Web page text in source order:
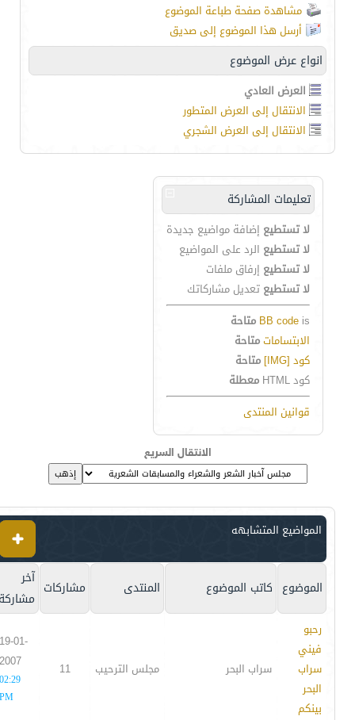
مشاهدة صفحة طباعة الموضوع
أرسل هذا الموضوع إلى صديق
انواع عرض الموضوع
العرض العادي
الانتقال إلى العرض المتطور
الانتقال إلى العرض الشجري
تعليمات المشاركة
لا تستطيع إضافة مواضيع جديدة
لا تستطيع الرد على المواضيع
لا تستطيع إرفاق ملفات
لا تستطيع تعديل مشاركاتك
BB code is
متاحة
الابتساماتمتاحة
كود [IMG]
متاحة
كود HTML
معطلة
قوانين المنتدى
الانتقال السريع
المواضيع المتشابهه
الموضوع كاتب الموضوع المنتدى مشاركات آخر
رحبو
فيني
سراب
البحر
بينكم
سراب البحر مجلس الترحيب 11
19-01-
2007
02:29
PM